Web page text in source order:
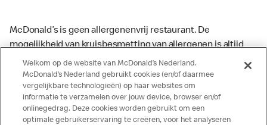
McDonald’s is geen allergenenvrij restaurant. De
mogelijkheid van kruisbesmetting van allergenen is altijd
aanwezig. McDonald’s kan zodoende niet garanderen dat
haar producten geen sporen van allergenen bevatten.
McDonald’s aanvaardt daarom geen aansprakelijkheid
indien een gast als gevolg van het binnenkrijgen van (een
spoor van) een allergeen lichamelijke klachten krijgt. Alle
Welkom op de website van McDonald’s Nederland.
McDonald’s Nederland gebruikt cookies (en/of daarmee
vergelijkbare technologieën) op haar websites om
informatie te verzamelen over jouw device, browser en/of
onlinegedrag. Deze cookies worden gebruikt om een
optimale gebruikerservaring te creëren, voor het analyseren